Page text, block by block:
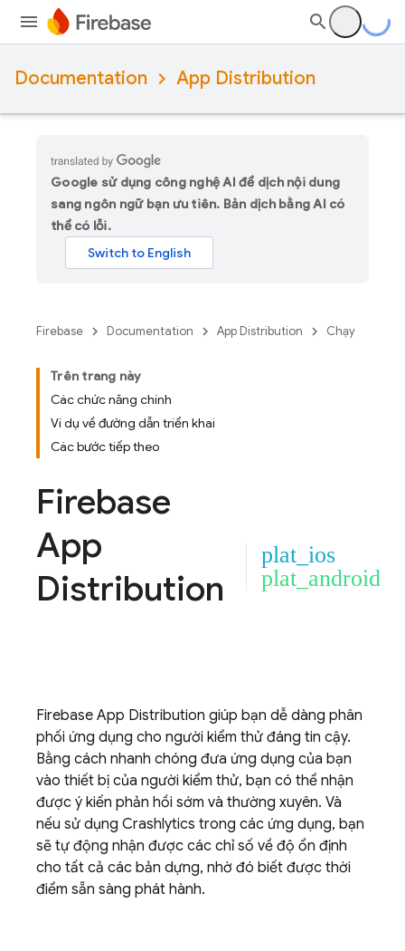
Documentation App Distribution
Google sử dụng công nghệ AI để dịch nội dung
sang ngôn ngữ bạn ưu tiên. Bản dịch bằng AI có
thể có lỗi.
Firebase Documentation App Distribution Chạy
Trên trang này
Các chức năng chính
Ví dụ về đường dẫn triển khai
Các bước tiếp theo
Firebase
App
Distribution
plat_ios
plat_android
Firebase App Distribution giúp bạn dễ dàng phân
phối ứng dụng cho người kiểm thử đáng tin cậy.
Bằng cách nhanh chóng đưa ứng dụng của bạn
vào thiết bị của người kiểm thử, bạn có thể nhận
được ý kiến phản hồi sớm và thường xuyên. Và
nếu sử dụng Crashlytics trong các ứng dụng, bạn
sẽ tự động nhận được các chỉ số về độ ổn định
cho tất cả các bản dựng, nhờ đó biết được thời
điểm sẵn sàng phát hành.